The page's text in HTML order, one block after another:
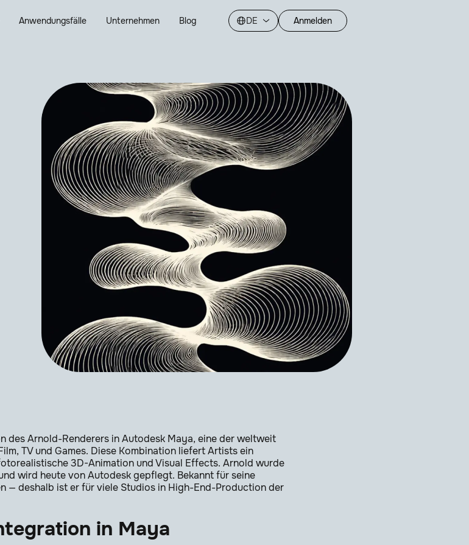
Anwendungsfälle Unternehmen Blog DE Anmelden
des Arnold-Renderers in Autodesk Maya, eine der weltweit
TV und Games. Diese Kombination liefert Artists ein
3D-Animation und Visual Effects. Arnold wurde
wird heute von Autodesk gepflegt. Bekannt für seine
— deshalb ist er für viele Studios in High-End-Production der
in Maya